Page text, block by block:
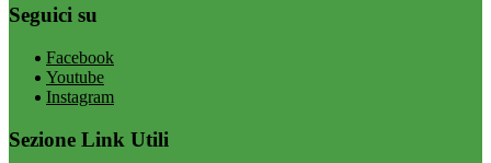
Seguici su
Facebook
Youtube
Instagram
Sezione Link Utili